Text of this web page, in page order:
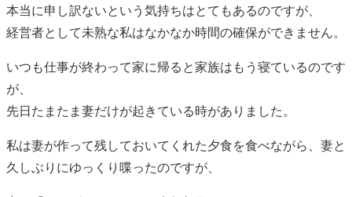
本当に申し訳ないという気持ちはとてもあるのですが、
経営者として未熟な私はなかなか時間の確保ができません。
いつも仕事が終わって家に帰ると家族はもう寝ているのです
が、
先日たまたま妻だけが起きている時がありました。
私は妻が作って残しておいてくれた夕食を食べながら、妻と
久しぶりにゆっくり喋ったのですが、